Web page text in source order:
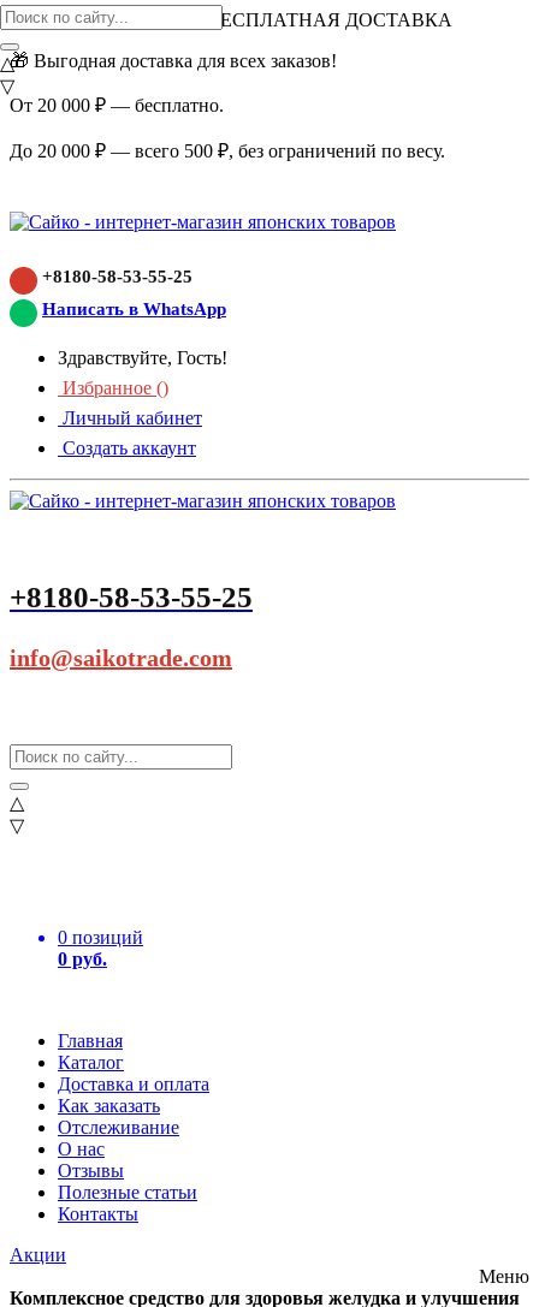
ВНИМАНИЕ АКЦИЯ!
БЕСПЛАТНАЯ ДОСТАВКА
🎁 Выгодная доставка для всех заказов!
От 20 000 ₽ — бесплатно.
До 20 000 ₽ — всего 500 ₽, без ограничений по весу.
+8180-58-53-55-25
Написать в WhatsApp
Здравствуйте, Гость!
Избранное ()
Личный кабинет
Создать аккаунт
+8180-58-53-55-25
info@saikotrade.com
△
▽
0 позиций
0 руб.
Главная
Каталог
Доставка и оплата
Как заказать
Отслеживание
О нас
Отзывы
Полезные статьи
Контакты
Акции
△
▽
Меню
Комплексное средство для здоровья желудка и улучшения